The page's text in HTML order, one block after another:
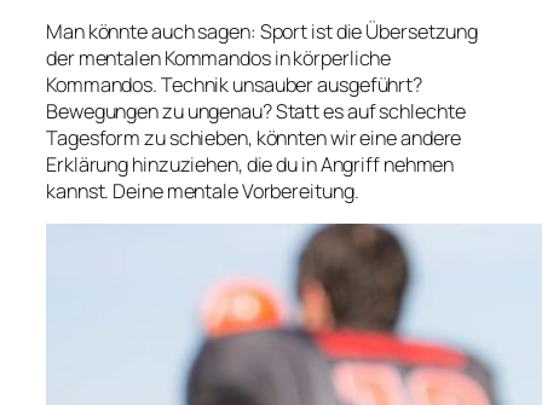
Man könnte auch sagen: Sport ist die Übersetzung
der mentalen Kommandos in körperliche
Kommandos. Technik unsauber ausgeführt?
Bewegungen zu ungenau? Statt es auf schlechte
Tagesform zu schieben, könnten wir eine andere
Erklärung hinzuziehen, die du in Angriff nehmen
kannst. Deine mentale Vorbereitung.